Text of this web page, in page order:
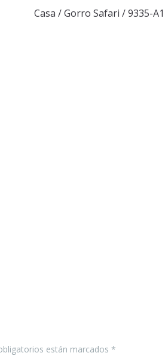
Casa /Gorro Safari /9335-A1
están marcados *